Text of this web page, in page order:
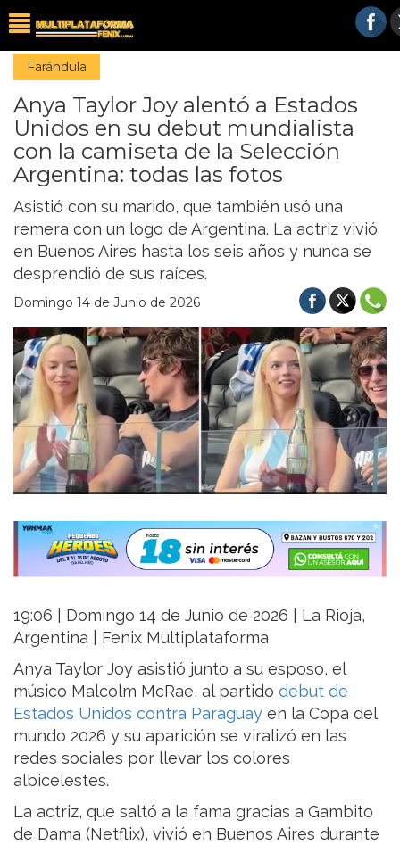
Farándula
Anya Taylor Joy alentó a Estados
Unidos en su debut mundialista
con la camiseta de la Selección
Argentina: todas las fotos
Asistió con su marido, que también usó una
remera con un logo de Argentina. La actriz vivió
en Buenos Aires hasta los seis años y nunca se
desprendió de sus raíces.
Domingo 14 de Junio de 2026
19:06 | Domingo 14 de Junio de 2026 | La Rioja,
Argentina | Fenix Multiplataforma
Anya Taylor Joy asistió junto a su esposo, el
músico Malcolm McRae, al partido debut de
Estados Unidos contra Paraguay en la Copa del
mundo 2026 y su aparición se viralizó en las
redes sociales por llevar los colores
albicelestes.
La actriz, que saltó a la fama gracias a Gambito
de Dama (Netflix), vivió en Buenos Aires durante